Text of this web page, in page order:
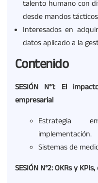
talento humano con
desde mandos
Interesados en
datos aplicado a la
Contenido
SESIÓN N°1: El
empresarial
Estrategia
implementación.
Sistemas de
SESIÓN N°2:OKRsyKPIs,